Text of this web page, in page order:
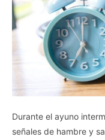
Durante el ayuno
señales de hambre y